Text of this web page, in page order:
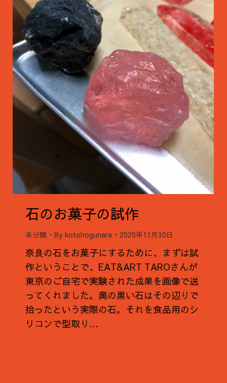
石のお菓子の試作
未分類 By kotohogunara 2020年11月30日
奈良の石をお菓子にするために、まずは試
作ということで、EAT&ART TAROさんが
東京のご自宅で実験された成果を画像で送
ってくれました。奥の黒い石はその辺りで
拾ったという実際の石。それを食品用のシ
リコンで型取り…